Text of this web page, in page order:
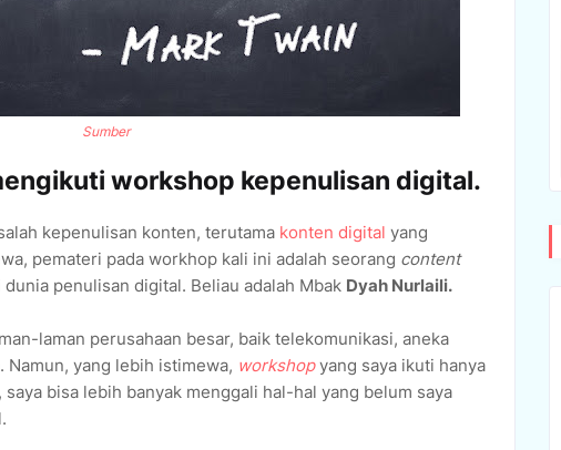
Sumber
workshop kepenulisan digital.
kepenulisan konten, terutama konten digital yang
pemateri pada workhop kali ini adalah seorang content
penulisan digital. Beliau adalah Mbak Dyah Nurlaili.
laman perusahaan besar, baik telekomunikasi, aneka
Namun, yang lebih istimewa, workshopyang saya ikuti hanya
bisa lebih banyak menggali hal-hal yang belum saya